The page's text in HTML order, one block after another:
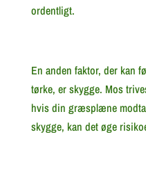
ordentligt.
En anden faktor, der kan
tørke, er skygge. Mos
hvis din græsplæne
skygge, kan det øge